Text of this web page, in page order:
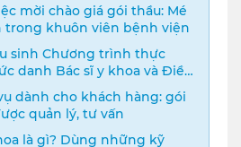
mời chào giá gói thầu: Mé
trong khuôn viên bệnh viện
sinh Chương trình thực
danh Bác sĩ y khoa và Điều
dành cho khách hàng: gói
quản lý, tư vấn
là gì? Dùng những kỹ